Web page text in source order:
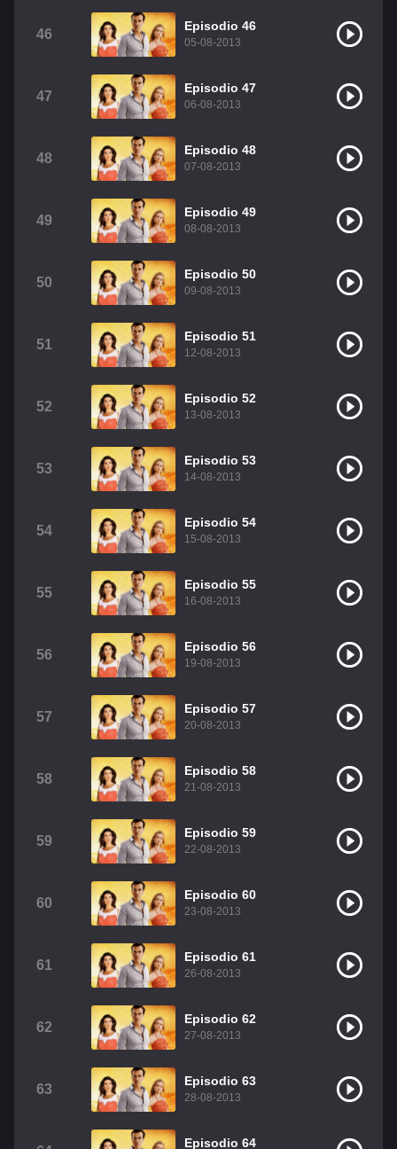
46
Episodio 46
05-08-2013
47
Episodio 47
06-08-2013
48
Episodio 48
07-08-2013
49
Episodio 49
08-08-2013
50
Episodio 50
09-08-2013
51
Episodio 51
12-08-2013
52
Episodio 52
13-08-2013
53
Episodio 53
14-08-2013
54
Episodio 54
15-08-2013
55
Episodio 55
16-08-2013
56
Episodio 56
19-08-2013
57
Episodio 57
20-08-2013
58
Episodio 58
21-08-2013
59
Episodio 59
22-08-2013
60
Episodio 60
23-08-2013
61
Episodio 61
26-08-2013
62
Episodio 62
27-08-2013
63
Episodio 63
28-08-2013
Episodio 64